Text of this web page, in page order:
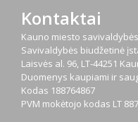
Kontaktai
Kauno miesto
Savivaldybės biudžetinė
Laisvės al. 96, LT-44251
Duomenys kaupiami ir
Kodas 188764867
PVM mokėtojo kodas LT